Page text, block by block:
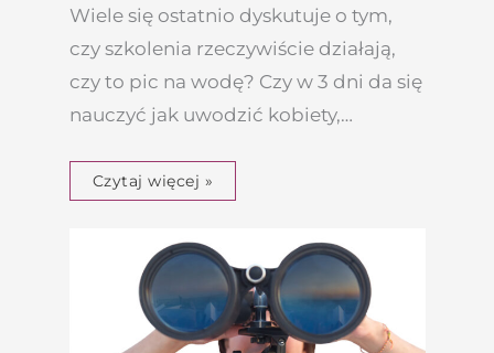
Wiele się ostatnio dyskutuje o tym,
czy szkolenia rzeczywiście działają,
czy to pic na wodę? Czy w 3 dni da się
nauczyć jak uwodzić kobiety,…
Czytaj więcej »